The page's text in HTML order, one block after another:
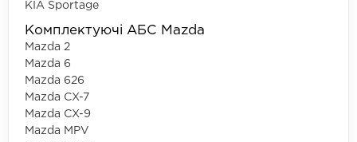
KIA Sportage
Комплектуючі АБС Mazda
Mazda 2
Mazda 6
Mazda 626
Mazda CX-7
Mazda CX-9
Mazda MPV